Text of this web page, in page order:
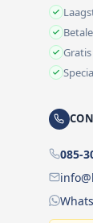
085-